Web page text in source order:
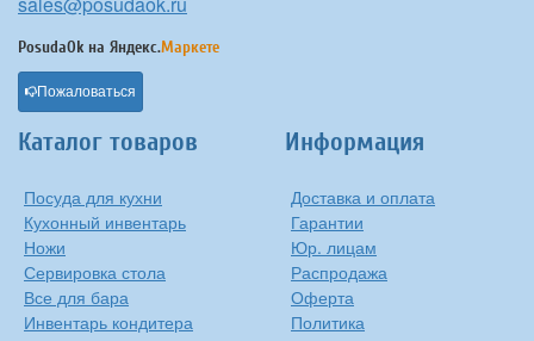
PosudaOk на Яндекс.Маркете
Пожаловаться
Каталог товаров
Посуда для кухни
Кухонный инвентарь
Ножи
Сервировка стола
Все для бара
Инвентарь кондитера
Информация
Доставка и оплата
Гарантии
Юр. лицам
Распродажа
Оферта
Политика